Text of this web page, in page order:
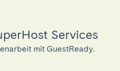
Services
mit GuestReady.